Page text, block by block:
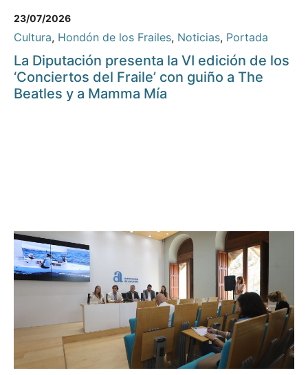
23/07/2026
Cultura, Hondón de los Frailes, Noticias, Portada
La Diputación presenta la VI edición de los
‘Conciertos del Fraile’ con guiño a The
Beatles y a Mamma Mía